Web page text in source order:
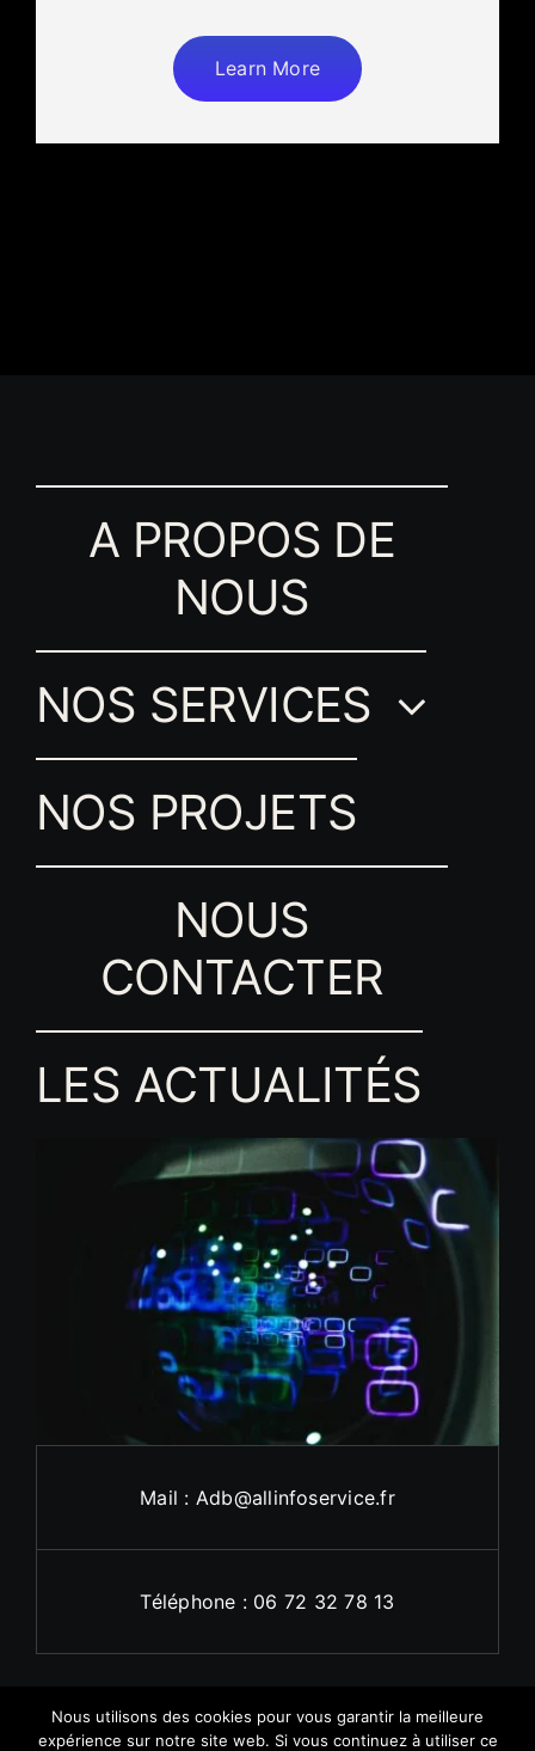
Learn More
A PROPOS DE
NOUS
NOS SERVICES
NOS PROJETS
NOUS
CONTACTER
LES ACTUALITÉS
Mail : Adb@allinfoservice.fr
Téléphone : 06 72 32 78 13
Nous utilisons des cookies pour vous garantir la meilleure
expérience sur notre site web. Si vous continuez à utiliser ce